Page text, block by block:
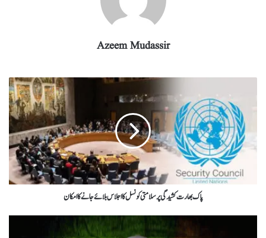
Azeem Mudassir
پاک بھارت کشیدگی پر سلامتی کونسل کا اجلاس بلائے جانے کا امکان